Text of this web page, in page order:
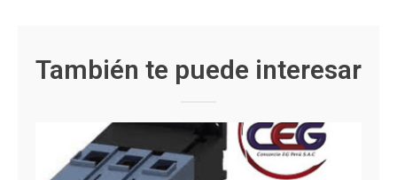
También te puede interesar